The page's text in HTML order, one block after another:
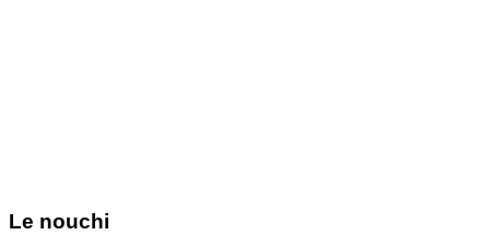
Le nouchi